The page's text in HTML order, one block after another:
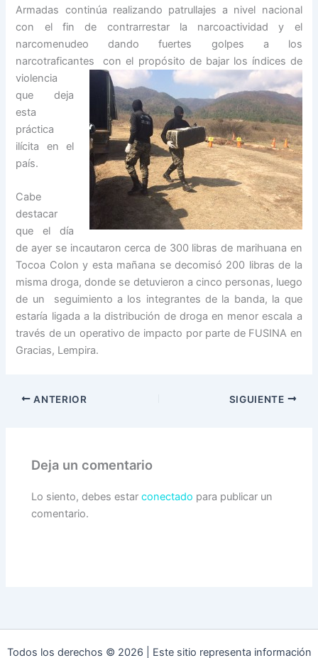
Armadas continúa realizando patrullajes a nivel nacional
con el fin de contrarrestar la narcoactividad y el
narcomenudeo dando fuertes golpes a los
narcotraficantescon el propósito de bajar los índices de
violencia
que deja
esta
práctica
ilícita en el
país.
Cabe
destacar
que el día
de ayer se incautaron cerca de 300 libras de marihuana en
Tocoa Colon y esta mañana se decomisó 200 libras de la
misma droga, donde se detuvieron a cinco personas, luego
de un seguimiento a los integrantes de la banda, la que
estaría ligada a la distribución de droga en menor escala a
través de un operativo de impacto por parte de FUSINA en
Gracias, Lempira.
ANTERIOR SIGUIENTE
Deja un comentario
Lo siento, debes estarconectado para publicar un
comentario.
Todos los derechos © 2026 | Este sitio representa información